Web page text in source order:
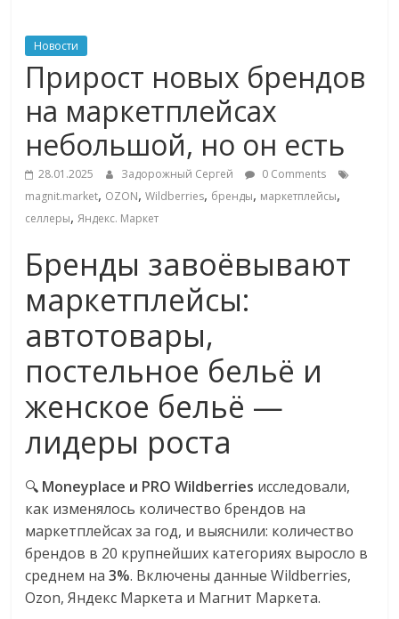
ритейле,
логистике,
технологиях,
соцсетях
Портал
онлайн-
торговле,
сервисах
для
Commerce,
логистике,
технологиях,
соцсетях.
Нам
важно,
знать
как
Сеть
меняет
Новости
Прирост новых брендов
на маркетплейсах
небольшой, но он есть
28.01.2025 Задорожный Сергей
0 Comments
magnit.market, OZON,Wildberries, бренды, маркетплейсы,
селлеры,Яндекс. Маркет
Бренды завоёвывают
маркетплейсы:
автотовары,
постельное бельё и
женское бельё —
лидеры роста
🔍 Moneyplace и PRO Wildberries исследовали,
как изменялось количество брендов на
маркетплейсах за год, и выяснили: количество
брендов в 20 крупнейших категориях выросло в
среднем на3%. Включены данные Wildberries,
Ozon, Яндекс Маркета и Магнит Маркета.